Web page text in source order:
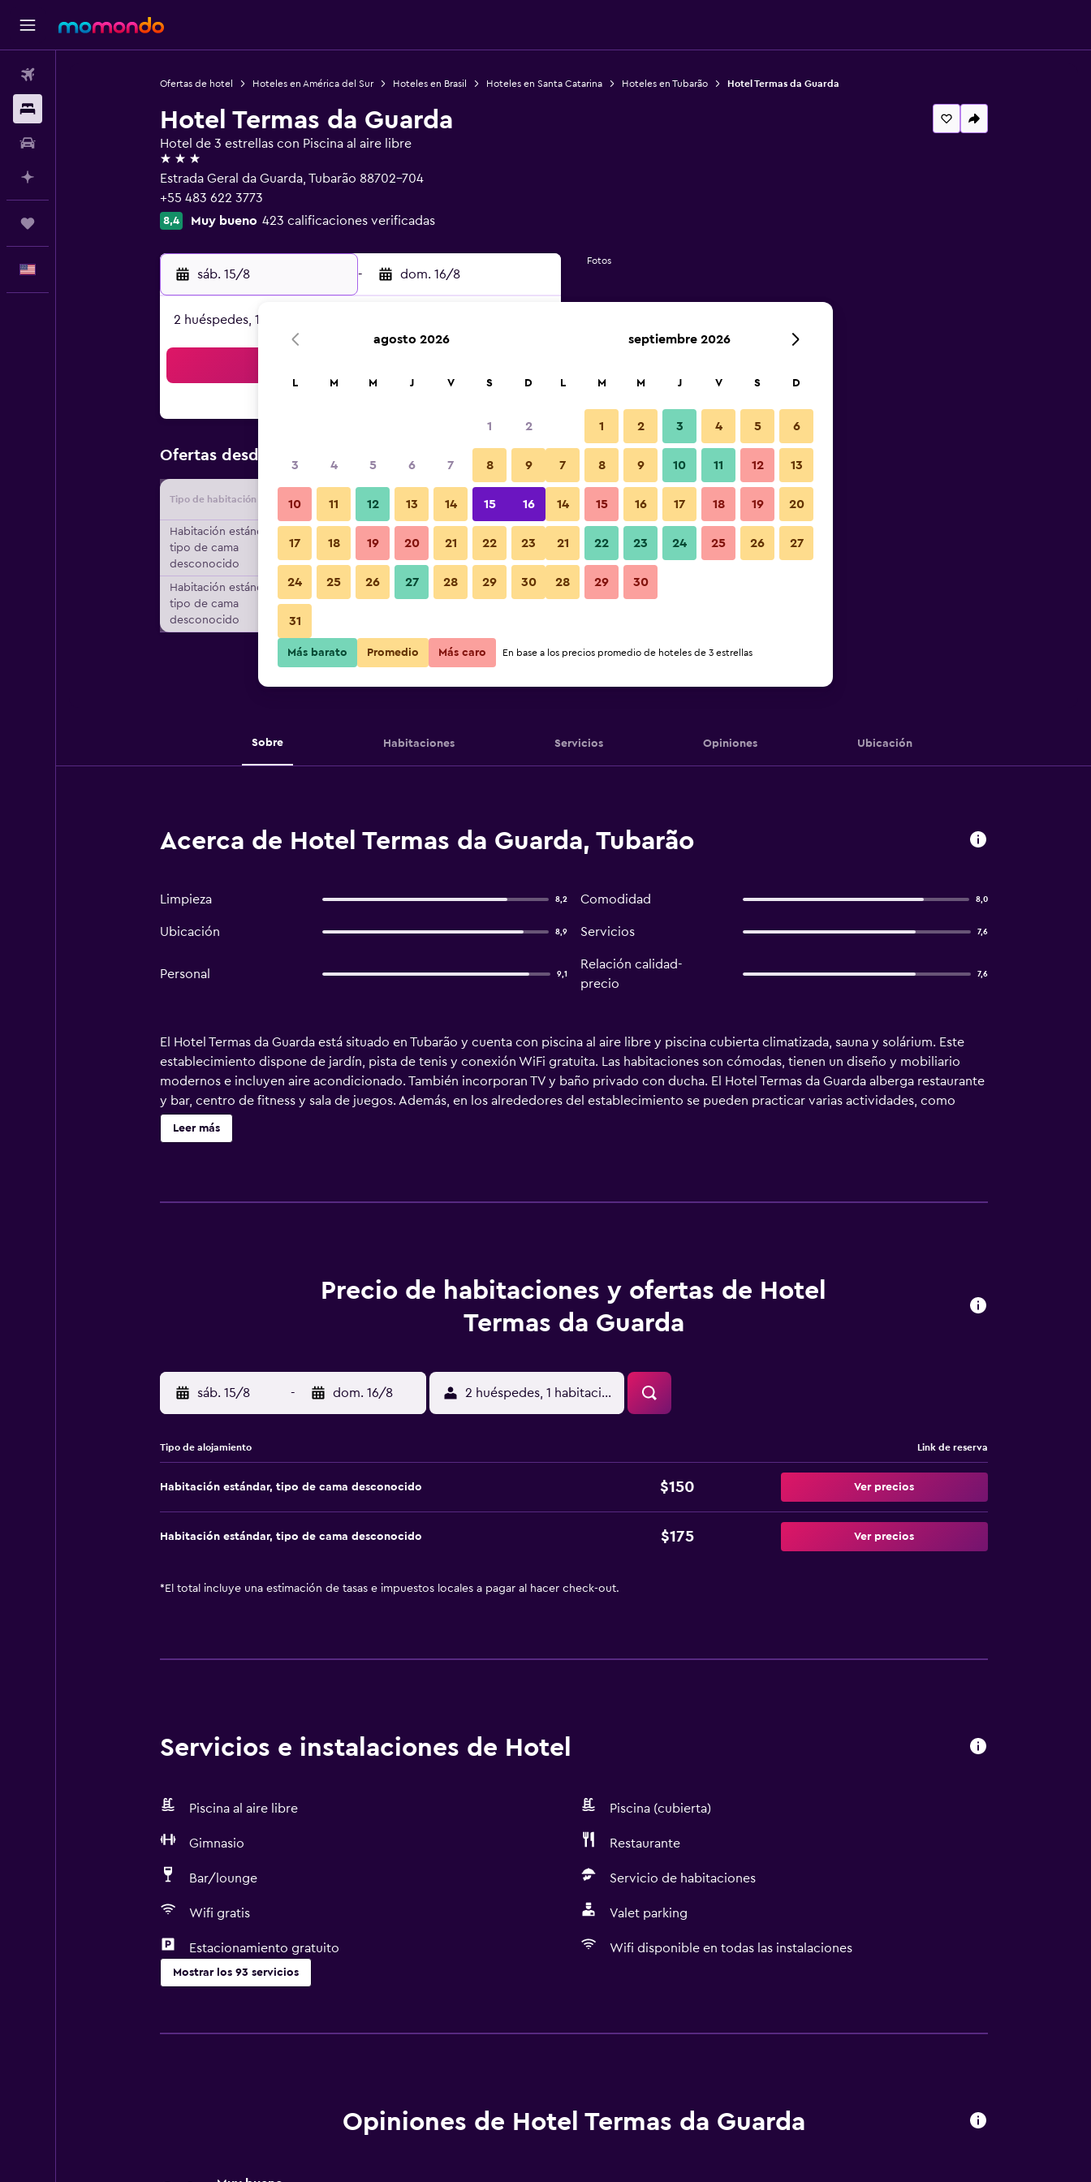
Ofertas de hotel Hoteles en América del Sur Hoteles en Brasil Hoteles en Santa Catarina Hoteles en Tubarão Hotel Termas da Guarda
Hotel Termas da Guarda
Hotel de 3 estrellas con Piscina al aire libre
3 estrellas
Estrada Geral da Guarda, Tubarão 88702-704
+55 483 622 3773
8,4 Muy bueno 423 calificaciones verificadas
sáb. 15/8 - dom. 16/8
2 huéspedes, 1 habitación
Ofertas desde Oferta más barata de precio por noche
Tipo de habitación Proveedor Total noche
Habitación estándar,
tipo de cama
desconocido
$150 Ver oferta
Habitación estándar,
tipo de cama
desconocido
Fotos
Sobre Habitaciones Servicios Opiniones Ubicación
Acerca de Hotel Termas da Guarda, Tubarão
Limpieza 8,2 Comodidad 8,0
Ubicación 8,9 Servicios 7,6
Personal 9,1
Relación calidad-
precio
7,6
El Hotel Termas da Guarda está situado en Tubarão y cuenta con piscina al aire libre y piscina cubierta climatizada, sauna y solárium. Este
establecimiento dispone de jardín, pista de tenis y conexión WiFi gratuita. Las habitaciones son cómodas, tienen un diseño y mobiliario
modernos e incluyen aire acondicionado. También incorporan TV y baño privado con ducha. El Hotel Termas da Guarda alberga restaurante
y bar, centro de fitness y sala de juegos. Además, en los alrededores del establecimiento se pueden practicar varias actividades, como
equitación. Este hotel dispone de aparcamiento gratuito. El Museo Anita Garibaldi se encuentra a 14 km y el aeropuerto regional de
Jaguaruna Sur está a 21 minutos en coche. La costa se encuentra a 28 km del alojamiento.
Leer más
Precio de habitaciones y ofertas de Hotel
Termas da Guarda
sáb. 15/8 - dom. 16/8 2 huéspedes, 1 habitación
Tipo de alojamiento Link de reserva
Habitación estándar, tipo de cama desconocido $150 Ver precios
Habitación estándar, tipo de cama desconocido $175 Ver precios
* El total incluye una estimación de tasas e impuestos locales a pagar al hacer check-out.
Servicios e instalaciones de Hotel
Piscina al aire libre Piscina (cubierta)
Gimnasio Restaurante
Bar/lounge Servicio de habitaciones
Wifi gratis Valet parking
Estacionamiento gratuito Wifi disponible en todas las instalaciones
Mostrar los 93 servicios
Masajes
Wifi gratis
Ropa de cama
Opiniones de Hotel Termas da Guarda
agosto 2026
L M M J V S D
1 2
3 4 5 6 7 8 9
10 11 12 13 14 15 16
17 18 19 20 21 22 23
24 25 26 27 28 29 30
31
septiembre 2026
L M M J V S D
1 2 3 4 5 6
7 8 9 10 11 12 13
14 15 16 17 18 19 20
21 22 23 24 25 26 27
28 29 30
Más barato Promedio Más caro En base a los precios promedio de hoteles de 3 estrellas